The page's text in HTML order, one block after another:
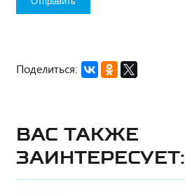
Поделиться:
Вас также
заинтересует: